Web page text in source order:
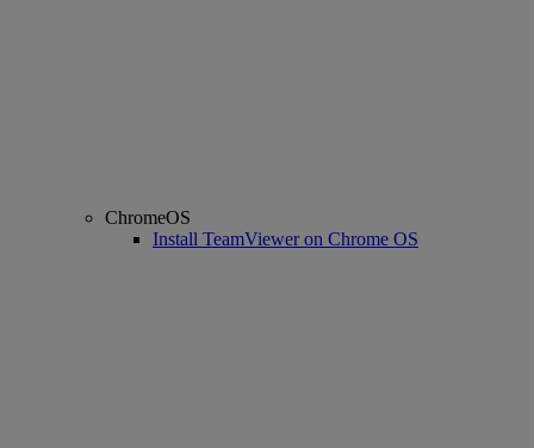
ChromeOS
Install TeamViewer on Chrome OS